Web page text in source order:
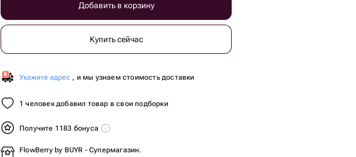
Добавить в корзину
Купить сейчас
Укажите адрес , и мы узнаем стоимость доставки
1 человек добавил товар в свои подборки
Получите 1183 бонуса
FlowBerry by BUYR - Супермагазин.